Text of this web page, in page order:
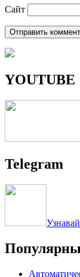
Сайт
YOUTUBE
Telegram